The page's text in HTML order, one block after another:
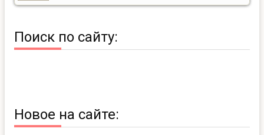
Поиск по сайту:
Новое на сайте: